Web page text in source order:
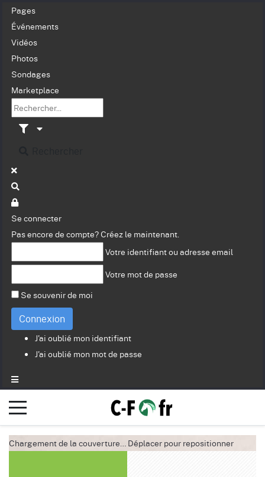
Pages
Événements
Vidéos
Photos
Sondages
Marketplace
Se connecter
Pas encore de compte? Créez le maintenant.
Votre identifiant ou adresse email
Votre mot de passe
Se souvenir de moi
Connexion
J'ai oublié mon identifiant
J'ai oublié mon mot de passe
Chargement de la couverture… Déplacer pour repositionner